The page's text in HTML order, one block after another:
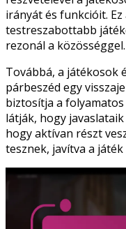
irányát és funkcióit.
testreszabottabb
rezonál a közösséggel.
Továbbá, a játékosok
párbeszéd egy
biztosítja a
látják, hogy
hogy aktívan részt
tesznek, javítva a